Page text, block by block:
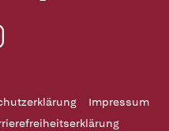
Impressum